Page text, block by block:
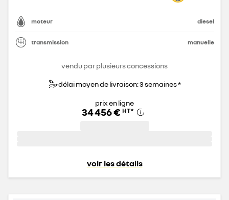
moteur diesel
transmission manuelle
vendu par plusieurs concessions
délai moyen de livraison: 3 semaines *
prix en ligne
34 456 € HT*
voir les détails